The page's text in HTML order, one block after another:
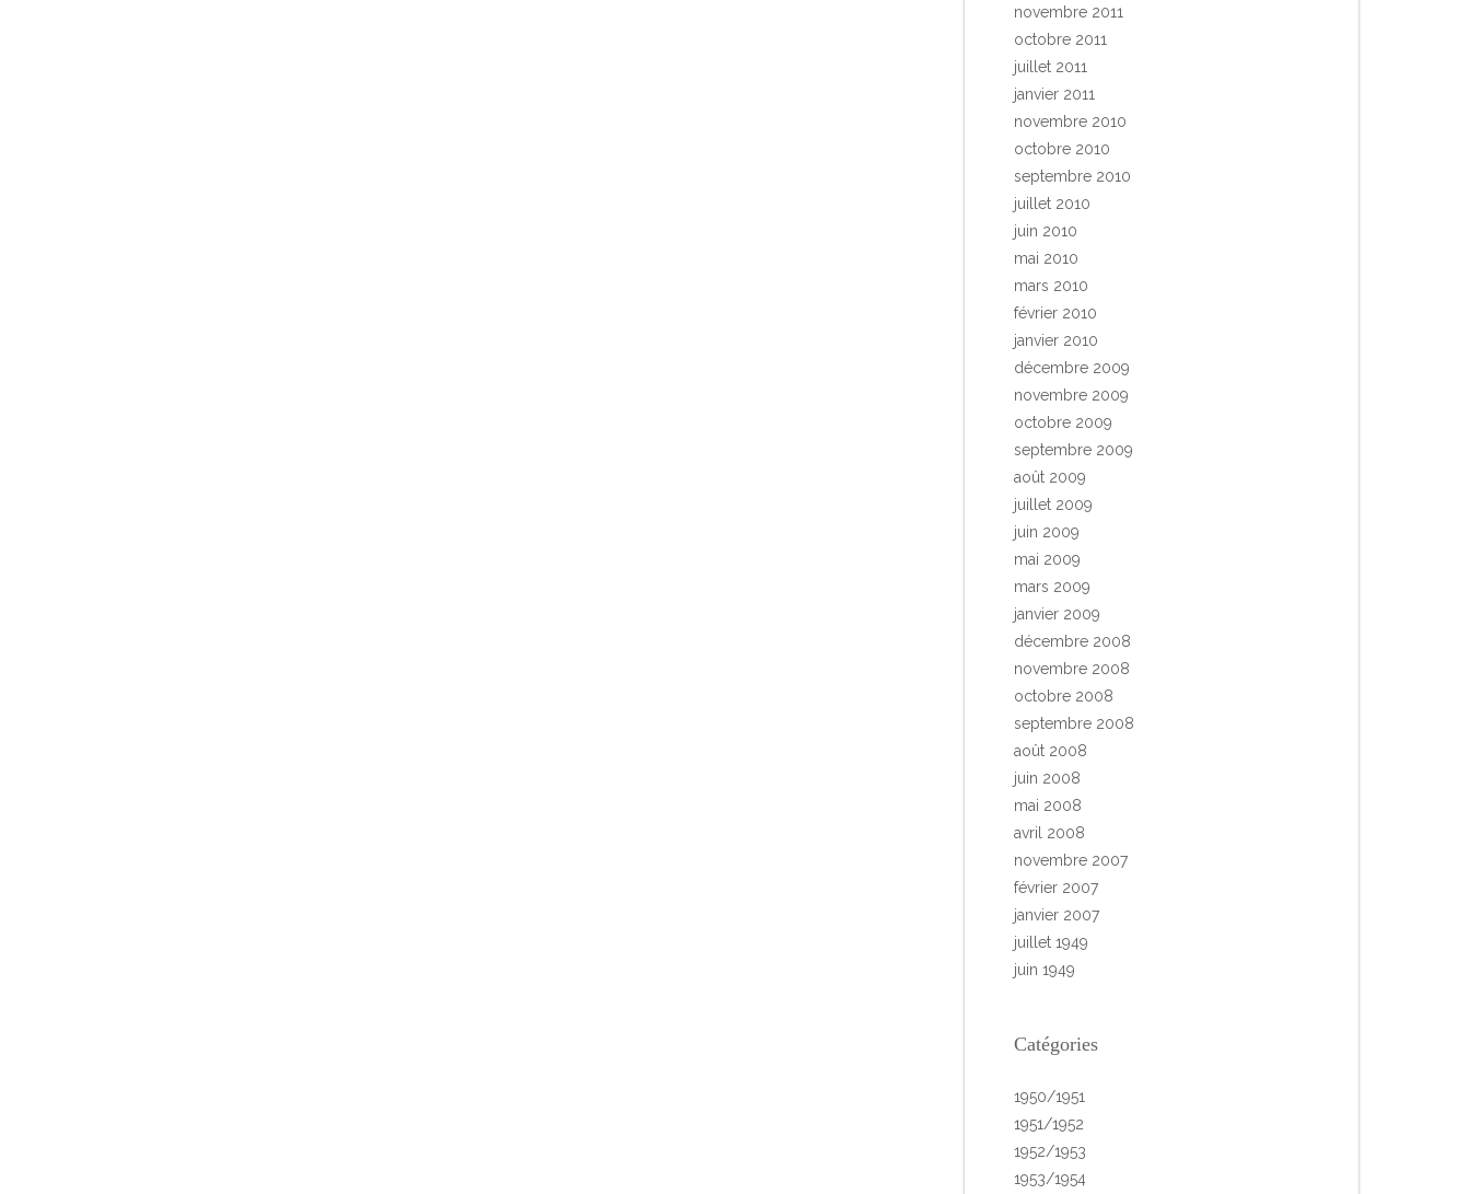
novembre 2011
octobre 2011
juillet 2011
janvier 2011
novembre 2010
octobre 2010
septembre 2010
juillet 2010
juin 2010
mai 2010
mars 2010
février 2010
janvier 2010
décembre 2009
novembre 2009
octobre 2009
septembre 2009
août 2009
juillet 2009
juin 2009
mai 2009
mars 2009
janvier 2009
décembre 2008
novembre 2008
octobre 2008
septembre 2008
août 2008
juin 2008
mai 2008
avril 2008
novembre 2007
février 2007
janvier 2007
juillet 1949
juin 1949
Catégories
1950/1951
1951/1952
1952/1953
1953/1954